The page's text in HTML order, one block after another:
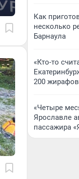
Как
несколько
Барнаула
«Кто-то
200
«Четыре
Ярославле
пассажира